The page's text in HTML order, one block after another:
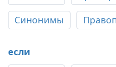
Синонимы
если